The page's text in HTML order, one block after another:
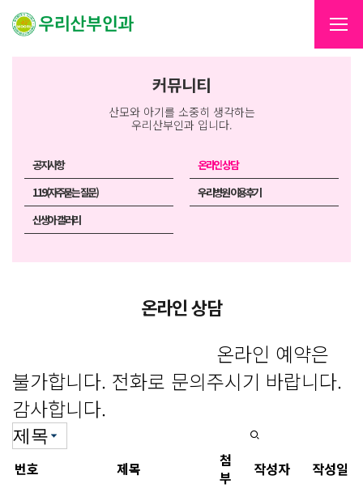
커뮤니티
산모와 아기를 소중히 생각하는
우리산부인과 입니다.
공지사항
온라인 상담
119(자주묻는 질문)
우리병원 이용후기
신생아 갤러리
온라인 상담
온라인 예약은
불가합니다. 전화로 문의주시기 바랍니다.
감사합니다.
번호 제목
첨
부
작성자
작성일